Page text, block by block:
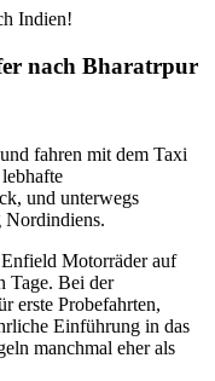
Indien!
nach Bharatrpur
fahren mit dem Taxi
und unterwegs
Nordindiens.
Motorräder auf
Tage. Bei der
erste Probefahrten,
Einführung in das
manchmal eher als